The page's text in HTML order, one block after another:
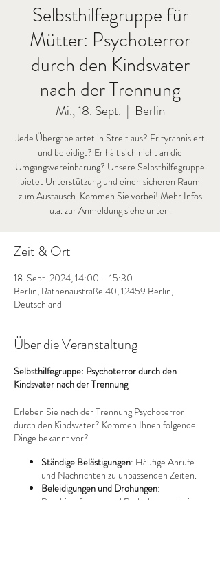
Selbsthilfegruppe für
Mütter: Psychoterror
durch den Kindsvater
nach der Trennung
Mi., 18. Sept.
  |
Berlin
Jede Übergabe artet in Streit aus? Er tyrannisiert
und beleidigt? Er hält sich nicht an die
Umgangsvereinbarung? Unsere Selbsthilfegruppe
bietet Unterstützung und einen sicheren Raum
zum Austausch. Kommen Sie vorbei! Mehr Infos
u.a. zur Anmeldung siehe unten.
Zeit & Ort
18. Sept. 2024, 14:00 – 15:30
Berlin, Rathenaustraße 40, 12459 Berlin,
Deutschland
Über die Veranstaltung
Selbsthilfegruppe: Psychoterror durch den
Kindsvater nach der Trennung
Erleben Sie nach der Trennung Psychoterror
durch den Kindsvater? Kommen Ihnen folgende
Dinge bekannt vor?
Ständige Belästigungen: Häufige Anrufe
und Nachrichten zu unpassenden Zeiten.
Beleidigungen und Drohungen:
Beschimpfungen und Bedrohungen bei